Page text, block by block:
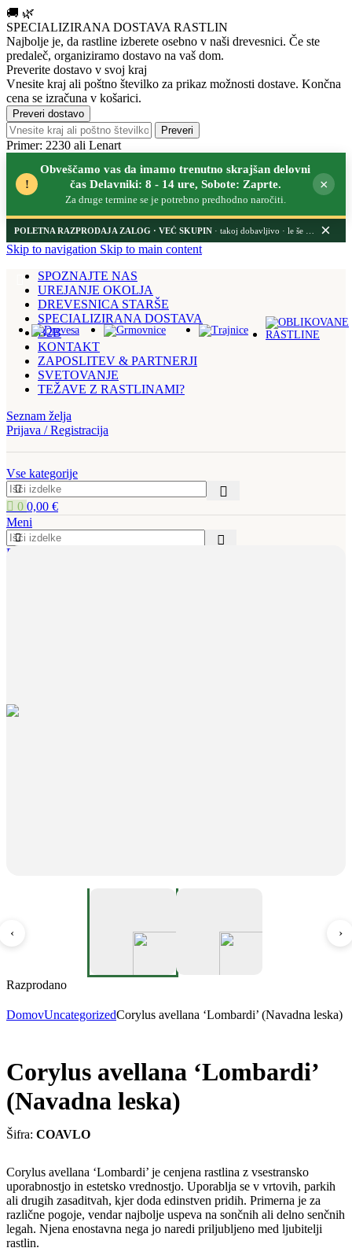
🚚 🌿
SPECIALIZIRANA DOSTAVA RASTLIN
Najbolje je, da rastline izberete osebno v naši drevesnici. Če ste
predaleč, organiziramo dostavo na vaš dom.
Preverite dostavo v svoj kraj
Vnesite kraj ali poštno številko za prikaz možnosti dostave. Končna
cena se izračuna v košarici.
Preveri dostavo
Preveri
Primer: 2230 ali Lenart
!
Obveščamo vas da imamo trenutno skrajšan delovni
čas Delavniki: 8 - 14 ure, Sobote: Zaprte.
Za druge termine se je potrebno predhodno naročiti.
×
POLETNA RAZPRODAJA ZALOG · takoj dobavljivo · le še nekaj dni ×
Skip to navigation Skip to main content
SPOZNAJTE NAS
UREJANJE OKOLJA
DREVESNICA STARŠE
SPECIALIZIRANA DOSTAVA
B2B
KONTAKT
ZAPOSLITEV & PARTNERJI
SVETOVANJE
TEŽAVE Z RASTLINAMI?
Seznam želja
Prijava / Registracija
Vse kategorije
0 0,00 €
Meni
Prijava / Registracija
‹ ›
Razprodano
DomovUncategorizedCorylus avellana ‘Lombardi’ (Navadna leska)
Corylus avellana ‘Lombardi’
(Navadna leska)
Šifra: COAVLO
Corylus avellana ‘Lombardi’ je cenjena rastlina z vsestransko
uporabnostjo in estetsko vrednostjo. Uporablja se v vrtovih, parkih
ali drugih zasaditvah, kjer doda edinstven pridih. Primerna je za
različne pogoje, vendar najbolje uspeva na sončnih ali delno senčnih
legah. Njena enostavna nega jo naredi priljubljeno med ljubitelji
rastlin.